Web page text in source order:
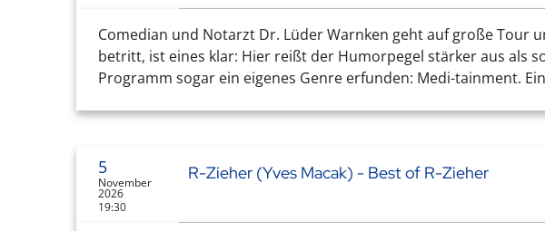
Comedian und Notarzt Dr. Lüder Warnken geht auf große Tour
betritt, ist eines klar: Hier reißt der Humorpegel stärker aus als
Programm sogar ein eigenes Genre erfunden: Medi-tainment.
5
November
2026
19:30
R-Zieher (Yves Macak) - Best of R-Zieher